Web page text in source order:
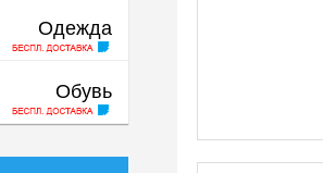
Одежда
Обувь